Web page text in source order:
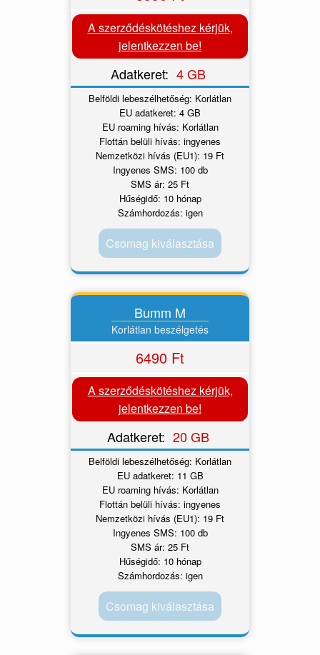
A szerződéskötéshez kérjük,
jelentkezzen be!
Adatkeret: 4 GB
Belföldi lebeszélhetőség: Korlátlan
EU adatkeret: 4 GB
EU roaming hívás: Korlátlan
Flottán belüli hívás: ingyenes
Nemzetközi hívás (EU1): 19 Ft
Ingyenes SMS: 100 db
SMS ár: 25 Ft
Hűségidő: 10 hónap
Számhordozás: igen
Csomag kiválasztása
Bumm M
Korlátlan beszélgetés
6490 Ft
A szerződéskötéshez kérjük,
jelentkezzen be!
Adatkeret: 20 GB
Belföldi lebeszélhetőség: Korlátlan
EU adatkeret: 11 GB
EU roaming hívás: Korlátlan
Flottán belüli hívás: ingyenes
Nemzetközi hívás (EU1): 19 Ft
Ingyenes SMS: 100 db
SMS ár: 25 Ft
Hűségidő: 10 hónap
Számhordozás: igen
Csomag kiválasztása